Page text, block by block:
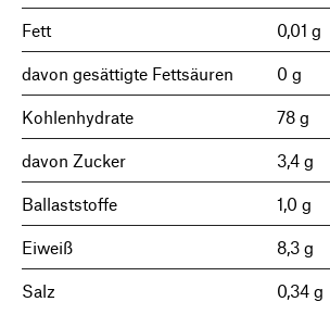
Fett 0,01 g
davon gesättigte Fettsäuren 0 g
Kohlenhydrate 78 g
davon Zucker 3,4 g
Ballaststoffe 1,0 g
Eiweiß 8,3 g
Salz 0,34 g